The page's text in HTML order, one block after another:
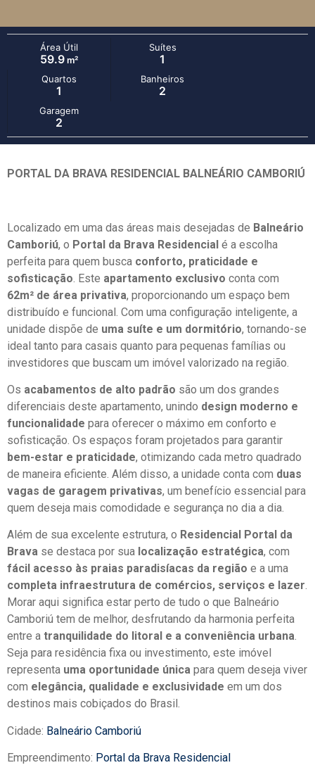
Área Útil
59.9m²
Suítes
1
Quartos
1
Banheiros
2
Garagem
2
PORTAL DA BRAVA RESIDENCIAL BALNEÁRIO CAMBORIÚ
Localizado em uma das áreas mais desejadas de Balneário
Camboriú, o Portal da Brava Residencial é a escolha
perfeita para quem busca conforto, praticidade e
sofisticação . Este apartamento exclusivo conta com
62m² de área privativa, proporcionando um espaço bem
distribuído e funcional. Com uma configuração inteligente, a
unidade dispõe de uma suíte e um dormitório, tornando-se
ideal tanto para casais quanto para pequenas famílias ou
investidores que buscam um imóvel valorizado na região.
Os acabamentos de alto padrão são um dos grandes
diferenciais deste apartamento, unindo design moderno e
funcionalidade para oferecer o máximo em conforto e
sofisticação. Os espaços foram projetados para garantir
bem-estar e praticidade, otimizando cada metro quadrado
de maneira eficiente. Além disso, a unidade conta com duas
vagas de garagem privativas, um benefício essencial para
quem deseja mais comodidade e segurança no dia a dia.
Além de sua excelente estrutura, o Residencial Portal da
Brava se destaca por sua localização estratégica, com
fácil acesso às praias paradisíacas da região e a uma
completa infraestrutura de comércios, serviços e lazer.
Morar aqui significa estar perto de tudo o que Balneário
Camboriú tem de melhor, desfrutando da harmonia perfeita
entre a tranquilidade do litoral e a conveniência urbana.
Seja para residência fixa ou investimento, este imóvel
representa uma oportunidade única para quem deseja viver
com elegância, qualidade e exclusividade em um dos
destinos mais cobiçados do Brasil.
Cidade: Balneário Camboriú
Empreendimento: Portal da Brava Residencial